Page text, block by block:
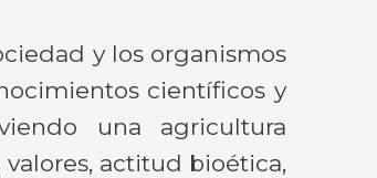
y los organismos
científicos y
una agricultura
actitud bioética,